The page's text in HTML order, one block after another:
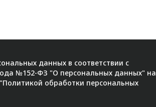
данных в соответствии с
№152-ФЗ "О персональных данных" на
Политикой обработки персональных